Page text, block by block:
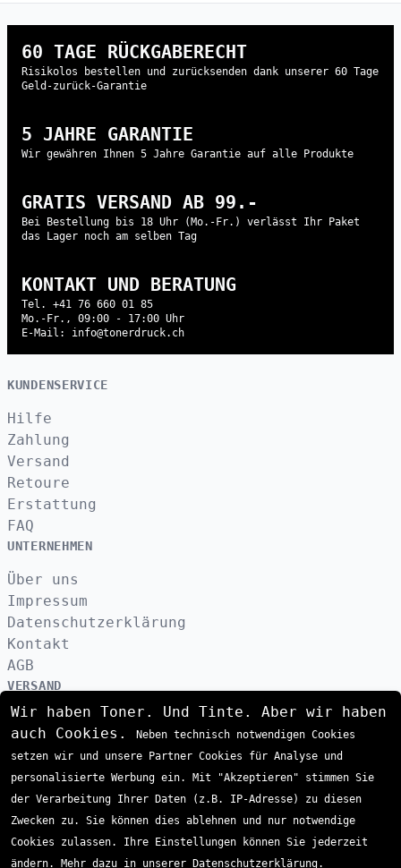
60 TAGE RÜCKGABERECHT
Risikolos bestellen und zurücksenden dank unserer 60 Tage
Geld-zurück-Garantie
5 JAHRE GARANTIE
Wir gewähren Ihnen 5 Jahre Garantie auf alle Produkte
GRATIS VERSAND AB 99.-
Bei Bestellung bis 18 Uhr (Mo.-Fr.) verlässt Ihr Paket
das Lager noch am selben Tag
KONTAKT UND BERATUNG
Tel. +41 76 660 01 85
Mo.-Fr., 09:00 - 17:00 Uhr
E-Mail: info@tonerdruck.ch
KUNDENSERVICE
Hilfe
Zahlung
Versand
Retoure
Erstattung
FAQ
UNTERNEHMEN
Über uns
Impressum
Datenschutzerklärung
Kontakt
AGB
VERSAND
ZAHLUNGSARTEN
Wir haben Toner. Und Tinte. Aber wir haben
auch Cookies.
Neben technisch notwendigen Cookies
setzen wir und unsere Partner Cookies für Analyse und
personalisierte Werbung ein. Mit "Akzeptieren" stimmen Sie
der Verarbeitung Ihrer Daten (z.B. IP-Adresse) zu diesen
Zwecken zu. Sie können dies ablehnen und nur notwendige
Cookies zulassen. Ihre Einstellungen können Sie jederzeit
ändern. Mehr dazu in unserer Datenschutzerklärung.